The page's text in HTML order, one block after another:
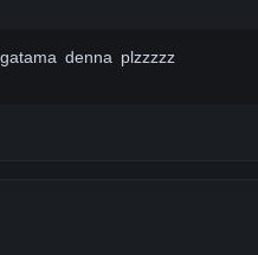
denna plzzzzz